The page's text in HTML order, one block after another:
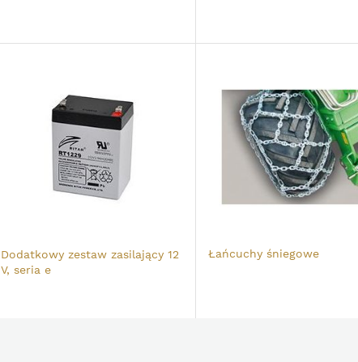
Dodatkowy zestaw zasilający 12
V, seria e
Łańcuchy śniegowe